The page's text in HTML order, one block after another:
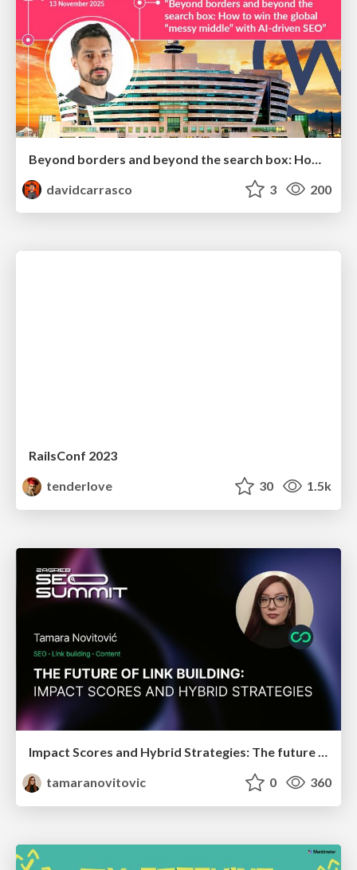
davidcarrasco
3 200
RailsConf 2023
tenderlove
30 1.5k
Impact Scores and Hybrid Strategies: The future of link building
tamaranovitovic
0 360